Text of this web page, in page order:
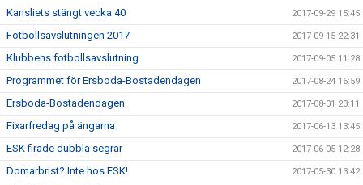
Kansliets stängt vecka 40 2017-09-29 15:45
Fotbollsavslutningen 2017 2017-09-15 22:31
Klubbens fotbollsavslutning 2017-09-05 11:28
Programmet för Ersboda-Bostadendagen 2017-08-24 16:59
Ersboda-Bostadendagen 2017-08-01 23:11
Fixarfredag på ängarna 2017-06-13 13:45
ESK firade dubbla segrar 2017-06-05 12:28
Domarbrist? Inte hos ESK! 2017-05-30 13:42